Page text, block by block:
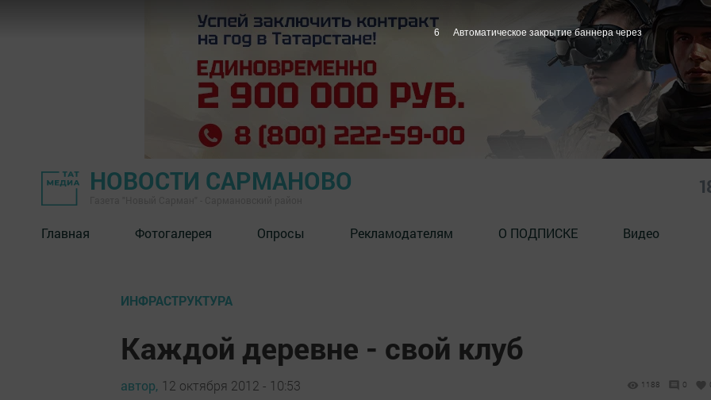
НОВОСТИ САРМАНОВО
Главная Фотогалерея Опросы Рекламодателям О ПОДПИСКЕ Видео
ИНФРАСТРУКТУРА
Каждой деревне - свой клуб
автор, 12 октября 2012 - 10:53 1188 0
5 Автоматическое закрытие баннера через